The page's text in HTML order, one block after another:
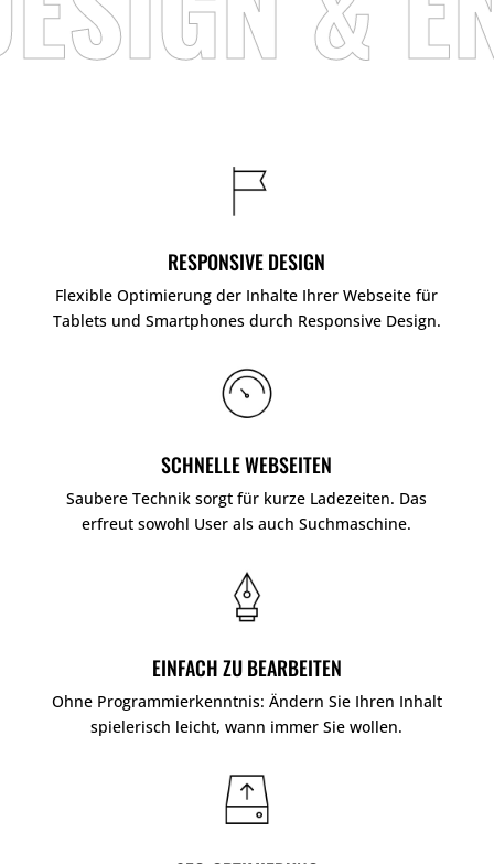
RESPONSIVE DESIGN
Flexible Optimierung der Inhalte Ihrer Webseite für
Tablets und Smartphones durch Responsive Design.
SCHNELLE WEBSEITEN
Saubere Technik sorgt für kurze Ladezeiten. Das
erfreut sowohl User als auch Suchmaschine.
EINFACH ZU BEARBEITEN
Ohne Programmierkenntnis: Ändern Sie Ihren Inhalt
spielerisch leicht, wann immer Sie wollen.